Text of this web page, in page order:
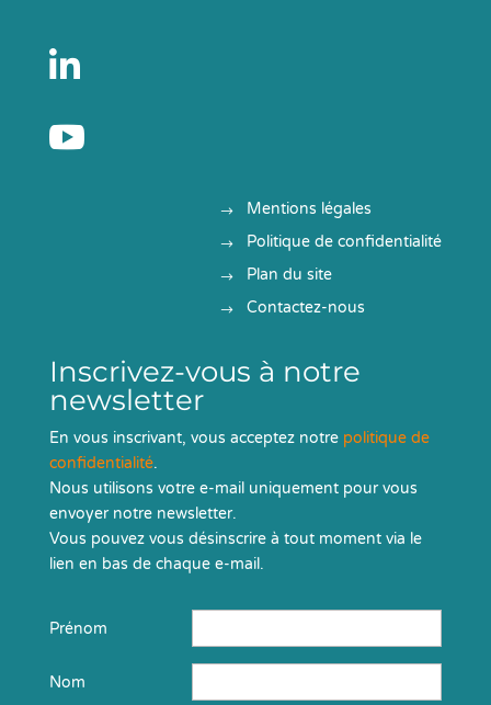


Mentions légales
Politique de confidentialité
Plan du site
Contactez-nous
Inscrivez-vous à notre
newsletter
En vous inscrivant, vous acceptez notre politique de
confidentialité.
Nous utilisons votre e-mail uniquement pour vous
envoyer notre newsletter.
Vous pouvez vous désinscrire à tout moment via le
lien en bas de chaque e-mail.
Prénom
Nom